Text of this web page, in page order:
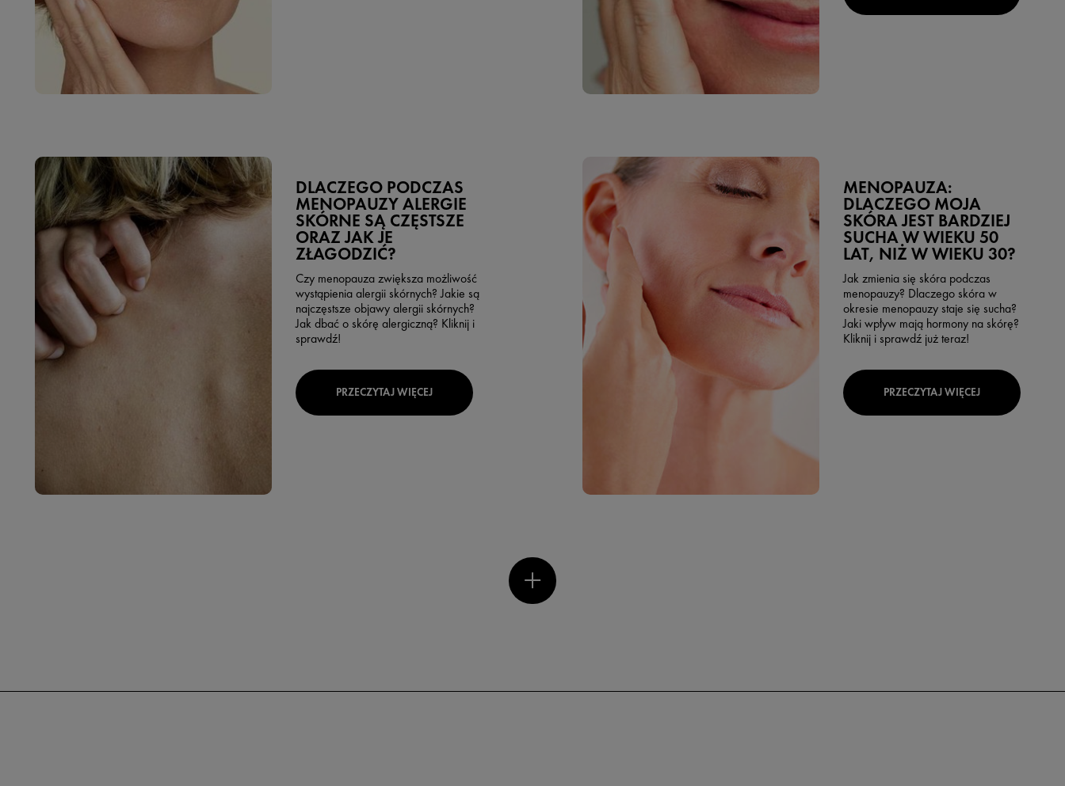
DLACZEGO PODCZAS
MENOPAUZY ALERGIE
SKÓRNE SĄ CZĘSTSZE
ORAZ JAK JE
ZŁAGODZIĆ?
Czy menopauza zwiększa możliwość
wystąpienia alergii skórnych? Jakie są
najczęstsze objawy alergii skórnych?
Jak dbać o skórę alergiczną? Kliknij i
sprawdź!
PRZECZYTAJ WIĘCEJ
MENOPAUZA:
DLACZEGO MOJA
SKÓRA JEST BARDZIEJ
SUCHA W WIEKU 50
LAT, NIŻ W WIEKU 30?
Jak zmienia się skóra podczas
menopauzy? Dlaczego skóra w
okresie menopauzy staje się sucha?
Jaki wpływ mają hormony na skórę?
Kliknij i sprawdź już teraz!
PRZECZYTAJ WIĘCEJ